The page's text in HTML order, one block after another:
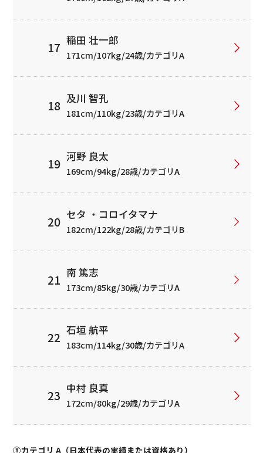
稲田 壮一郎
171cm/107kg/24歳/カテゴリA
及川 智孔
181cm/110kg/23歳/カテゴリA
河野 良太
169cm/94kg/28歳/カテゴリA
セタ ・コロイタマナ
182cm/122kg/28歳/カテゴリB
南 篤志
173cm/85kg/30歳/カテゴリA
石垣 航平
183cm/114kg/30歳/カテゴリA
中村 良真
172cm/80kg/29歳/カテゴリA
①カテゴリ A（日本代表の実績または資格あり）